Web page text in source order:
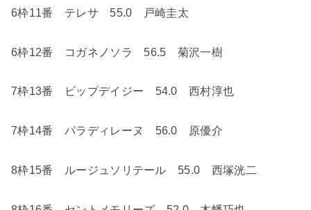
6枠11番 テレサ 55.0 戸崎圭太
6枠12番 コガネノソラ 56.5 菊沢一樹
7枠13番 ビップデイジー 54.0 西村淳也
7枠14番 パラディレーヌ 56.0 原優介
8枠15番 ルージュソリテール 55.0 西塚洸二